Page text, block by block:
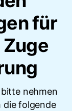
für
nehmen
die folgende